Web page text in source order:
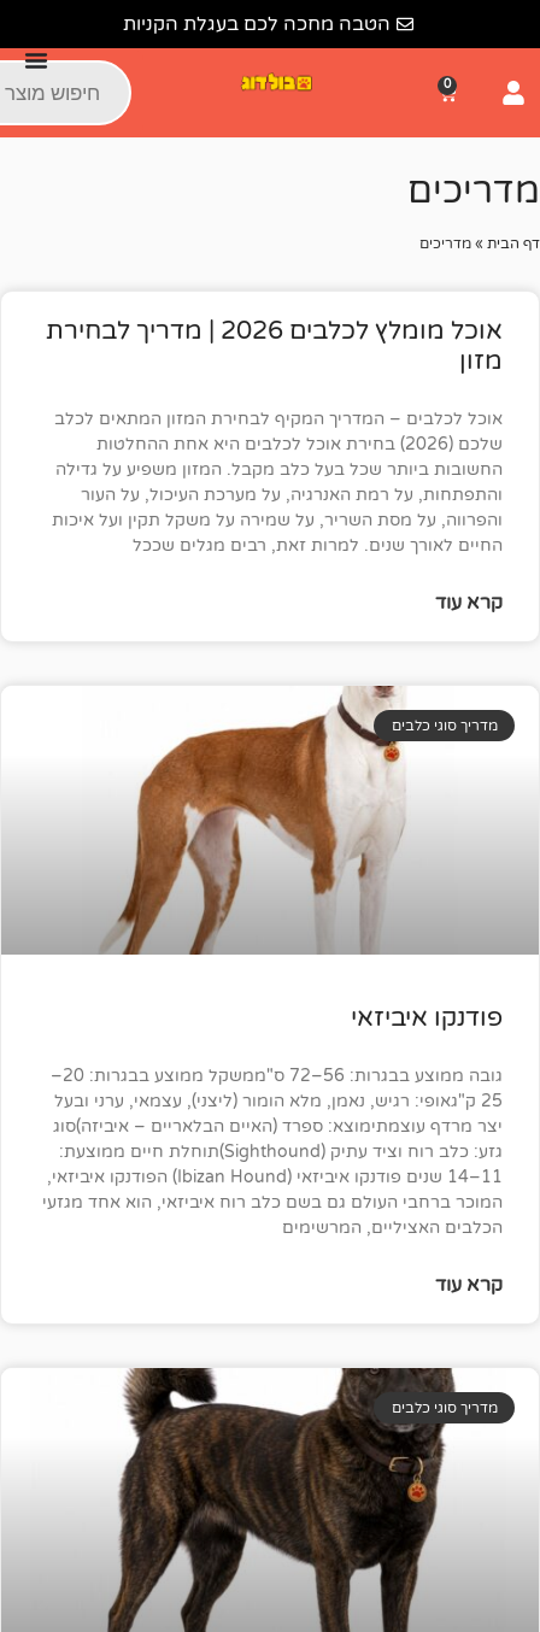
הטבה מחכה לכם בעגלת הקניות
אוכל מומלץ לכלבים 2026 | מדריך לבחירת
– המדריך המקיף לבחירת המזון המתאים לכלב
שלכם (2026) בחירת אוכל לכלבים היא אחת ההחלטות
שכל בעל כלב מקבל. המזון משפיע על גדילה
רמת האנרגיה, על מערכת העיכול, על העור
השריר, על שמירה על משקל תקין ועל איכות
שנים. למרות זאת, רבים מגלים שככל
גובה ממוצע בבגרות: 56–72 ס"ממשקל ממוצע בבגרות: 20–
רגיש, נאמן, מלא הומור (ליצני), עצמאי, ערני ובעל
ספרד (האיים הבלאריים – איביזה)סוג
גזע: כלב רוח וציד עתיק (Sighthound)תוחלת חיים ממוצעת:
11–14 שנים פודנקו איביזאי (Ibizan Hound) הפודנקו איביזאי,
העולם גם בשם כלב רוח איביזאי, הוא אחד מגזעי
המרשימים